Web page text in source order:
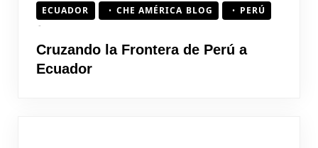
ECUADOR CHE AMÉRICA BLOG PERÚ
Cruzando la Frontera de Perú a
Ecuador